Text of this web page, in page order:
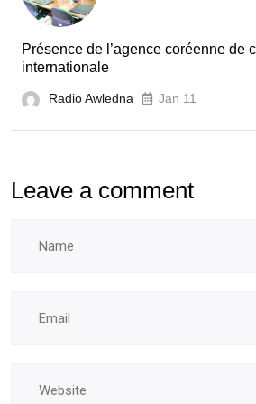
Présence de l’agence coréenne de
internationale
Radio Awledna Jan 11
Leave a comment